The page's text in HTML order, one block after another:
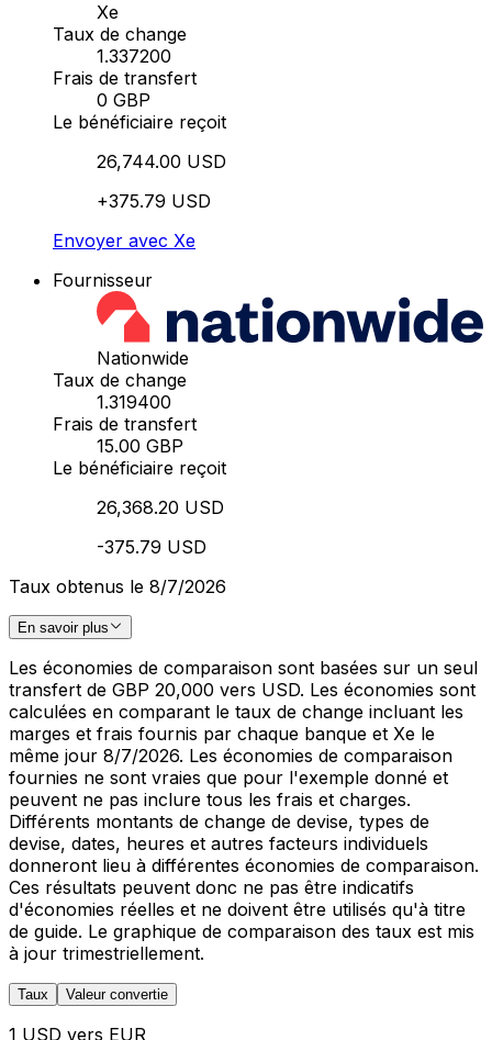
Xe
Taux de change
1.337200
Frais de transfert
0 GBP
Le bénéficiaire reçoit
26,744.00 USD
+375.79 USD
Envoyer avec Xe
Fournisseur
Nationwide
Taux de change
1.319400
Frais de transfert
15.00 GBP
Le bénéficiaire reçoit
26,368.20 USD
-375.79 USD
Taux obtenus le 8/7/2026
En savoir plus
Les économies de comparaison sont basées sur un seul
transfert de GBP 20,000 vers USD. Les économies sont
calculées en comparant le taux de change incluant les
marges et frais fournis par chaque banque et Xe le
même jour 8/7/2026. Les économies de comparaison
fournies ne sont vraies que pour l'exemple donné et
peuvent ne pas inclure tous les frais et charges.
Différents montants de change de devise, types de
devise, dates, heures et autres facteurs individuels
donneront lieu à différentes économies de comparaison.
Ces résultats peuvent donc ne pas être indicatifs
d'économies réelles et ne doivent être utilisés qu'à titre
de guide. Le graphique de comparaison des taux est mis
à jour trimestriellement.
Taux Valeur convertie
1 USD vers EUR